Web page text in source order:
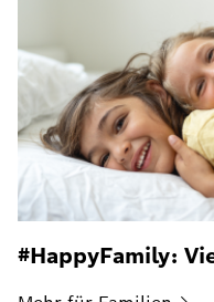
#HappyFamily: